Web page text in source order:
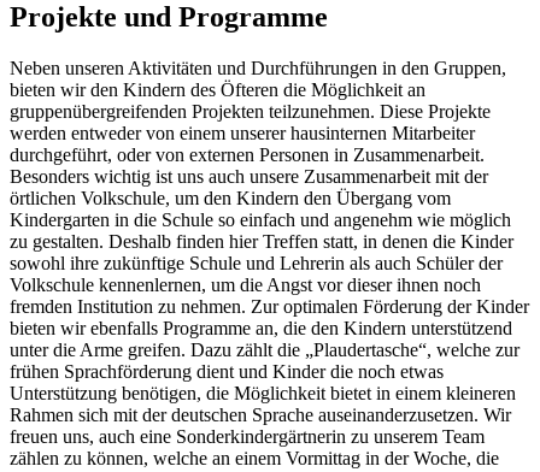
Projekte und Programme
Neben unseren Aktivitäten und Durchführungen in den Gruppen,
bieten wir den Kindern des Öfteren die Möglichkeit an
gruppenübergreifenden Projekten teilzunehmen. Diese Projekte
werden entweder von einem unserer hausinternen Mitarbeiter
durchgeführt, oder von externen Personen in Zusammenarbeit.
Besonders wichtig ist uns auch unsere Zusammenarbeit mit der
örtlichen Volkschule, um den Kindern den Übergang vom
Kindergarten in die Schule so einfach und angenehm wie möglich
zu gestalten. Deshalb finden hier Treffen statt, in denen die Kinder
sowohl ihre zukünftige Schule und Lehrerin als auch Schüler der
Volkschule kennenlernen, um die Angst vor dieser ihnen noch
fremden Institution zu nehmen. Zur optimalen Förderung der Kinder
bieten wir ebenfalls Programme an, die den Kindern unterstützend
unter die Arme greifen. Dazu zählt die „Plaudertasche“, welche zur
frühen Sprachförderung dient und Kinder die noch etwas
Unterstützung benötigen, die Möglichkeit bietet in einem kleineren
Rahmen sich mit der deutschen Sprache auseinanderzusetzen. Wir
freuen uns, auch eine Sonderkindergärtnerin zu unserem Team
zählen zu können, welche an einem Vormittag in der Woche, die